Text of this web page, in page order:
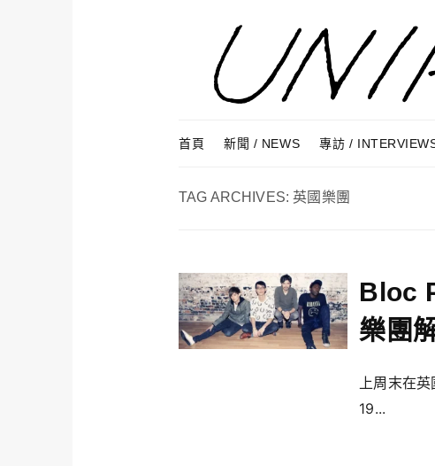
Menu
首頁
新聞 / NEWS 專訪 /
TAG ARCHIVES:英國樂團
Bloc
樂團
上周末在
19...